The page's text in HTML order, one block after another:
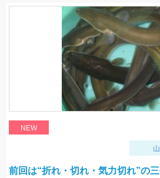
NEW
前回は“折れ・切れ・気力切れ”の